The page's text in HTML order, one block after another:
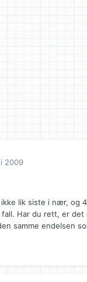
2009
lik siste i nær, og
fall. Har du rett, er
samme endelsen